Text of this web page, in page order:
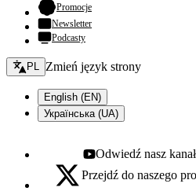
Promocje- otwiera się w nowej karcie
Newsletter
Podcasty
Zmień język - bieżący:
PL Zmień język strony
English (EN)
Українська (UA)
Youtube - otwiera się w
Odwiedź nasz
X - otwiera się w nowej karcie
Przejdź do naszego